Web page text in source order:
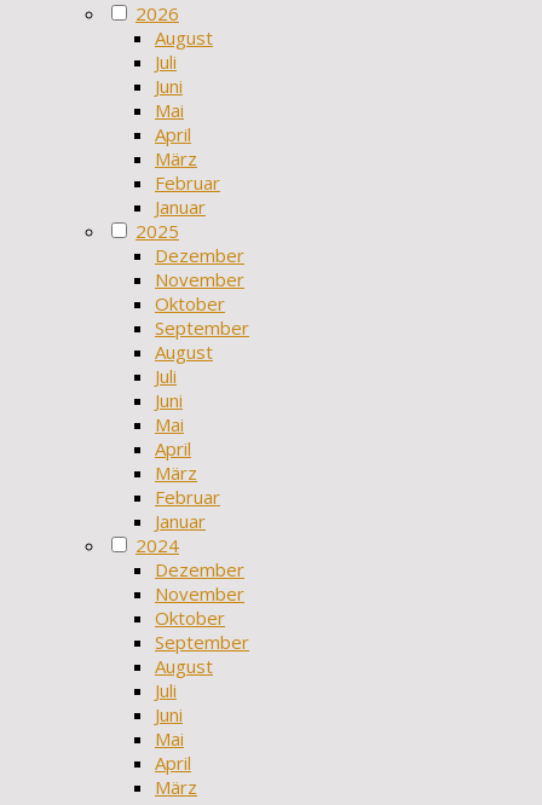
2026
August
Juli
Juni
Mai
April
März
Februar
Januar
2025
Dezember
November
Oktober
September
August
Juli
Juni
Mai
April
März
Februar
Januar
2024
Dezember
November
Oktober
September
August
Juli
Juni
Mai
April
März